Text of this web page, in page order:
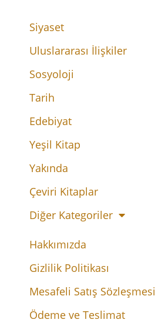
Siyaset
Uluslararası İlişkiler
Sosyoloji
Tarih
Edebiyat
Yeşil Kitap
Yakında
Çeviri Kitaplar
Diğer Kategoriler
Hakkımızda
Gizlilik Politikası
Mesafeli Satış Sözleşmesi
Ödeme ve Teslimat